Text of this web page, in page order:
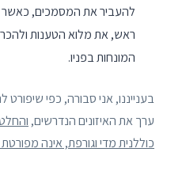
להעביר את המסמכים,
ראש, את מלוא הטענות
המונחות בפניו.
בענייננו, אני סבורה, כפי
ערך את האיזונים הנדרשים,
כוללנית מדי וגורפת, אינה